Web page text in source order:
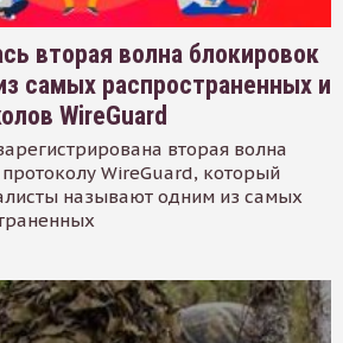
вторая волна блокировок
самых распространенных и
WireGuard
вторая волна
WireGuard, который
называют одним из самых